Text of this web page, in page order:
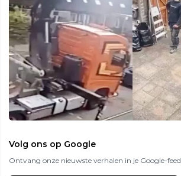
Volg ons op Google
Ontvang onze nieuwste verhalen in je Google-feed